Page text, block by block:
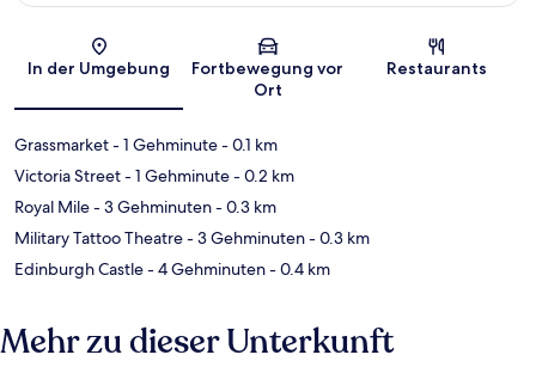
Karte
In der Umgebung
Fortbewegung vor
Ort
Restaurants
Grassmarket- 1 Gehminute- 0.1 km
Victoria Street- 1 Gehminute- 0.2 km
Royal Mile- 3 Gehminuten- 0.3 km
Military Tattoo Theatre- 3 Gehminuten- 0.3 km
Edinburgh Castle- 4 Gehminuten- 0.4 km
Mehr zu dieser Unterkunft